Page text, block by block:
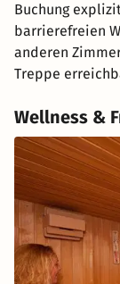
Buchung
barrierefreien
anderen
Treppe
Wellness &